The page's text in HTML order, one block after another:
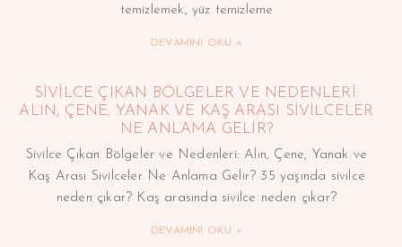
temizlemek, yüz temizleme
DEVAMINI OKU »
SIVILCE ÇIKAN BÖLGELER VE NEDENLERI:
ALIN, ÇENE, YANAK VE KAŞ ARASI SIVILCELER
NE ANLAMA GELIR?
Sivilce Çıkan Bölgeler ve Nedenleri: Alın, Çene, Yanak ve
Kaş Arası Sivilceler Ne Anlama Gelir? 35 yaşında sivilce
neden çıkar? Kaş arasında sivilce neden çıkar?
DEVAMINI OKU »